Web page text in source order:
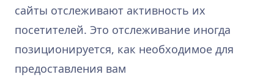
сайты отслеживают активность их
посетителей. Это отслеживание иногда
позиционируется, как необходимое для
предоставления вам